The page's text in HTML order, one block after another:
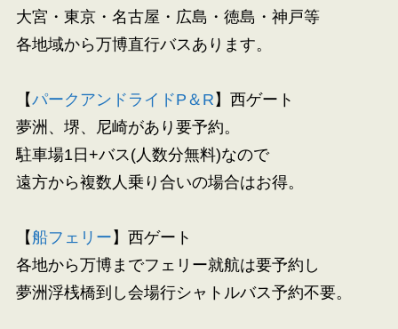
大宮・東京・名古屋・広島・徳島・神戸等
各地域から万博直行バスあります。
【パークアンドライドP＆R 】西ゲート
夢洲、堺、尼崎があり要予約。
駐車場1日+バス(人数分無料)なので
遠方から複数人乗り合いの場合はお得。
【船フェリー 】西ゲート
各地から万博までフェリー就航は要予約し
夢洲浮桟橋到し会場行シャトルバス予約不要。